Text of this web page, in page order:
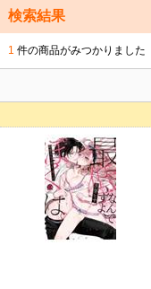
検索結果
1 件の商品がみつかりました